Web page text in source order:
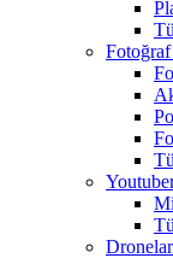
Dronelar